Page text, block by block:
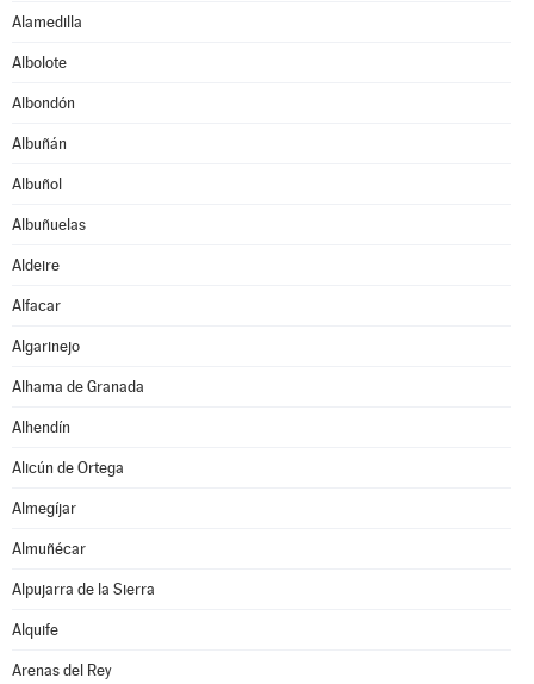
Alamedilla
Albolote
Albondón
Albuñán
Albuñol
Albuñuelas
Aldeire
Alfacar
Algarinejo
Alhama de Granada
Alhendín
Alicún de Ortega
Almegíjar
Almuñécar
Alpujarra de la Sierra
Alquife
Arenas del Rey